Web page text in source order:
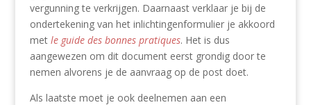
vergunning te verkrijgen. Daarnaast verklaar je bij de
ondertekening van het inlichtingenformulier je akkoord
met le guide des bonnes pratiques. Het is dus
aangewezen om dit document eerst grondig door te
nemen alvorens je de aanvraag op de post doet.
Als laatste moet je ook deelnemen aan een